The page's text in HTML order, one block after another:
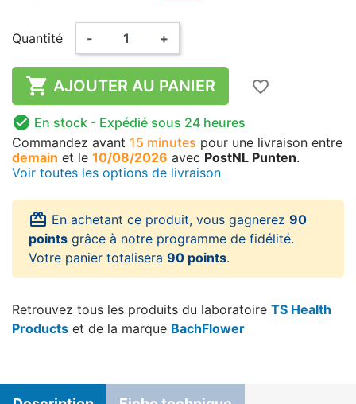
Quantité - +
 AJOUTER AU PANIER
favorite_border
 En stock - Expédié sous 24 heures
Commandez avant 15 minutes pour une livraison entre
demain et le 10/08/2026 avec PostNL Punten.
Voir toutes les options de livraison
card_giftcard En achetant ce produit, vous gagnerez 90
points grâce à notre programme de fidélité.
Votre panier totalisera 90 points.
Retrouvez tous les produits du laboratoire TS Health
Products et de la marque BachFlower